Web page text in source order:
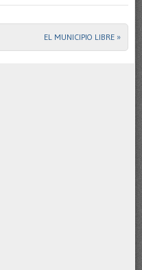
EL MUNICIPIO LIBRE »